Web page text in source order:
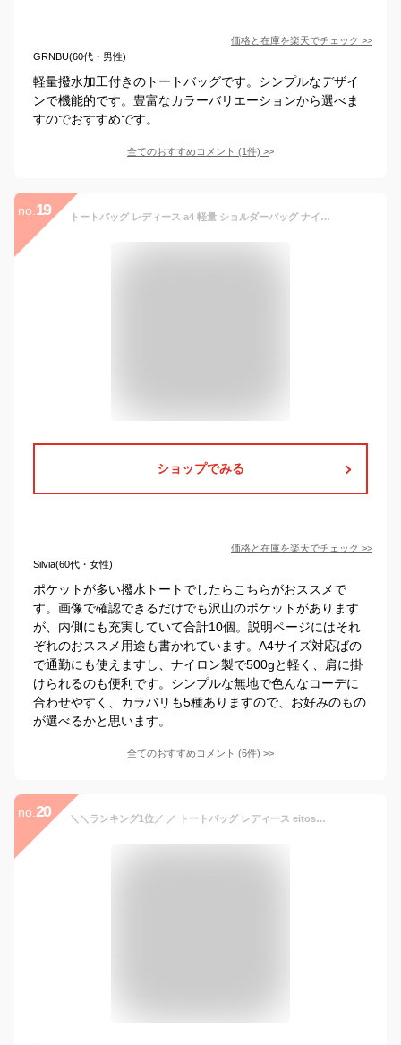
価格と在庫を楽天でチェック >>
GRNBU(60代・男性)
軽量撥水加工付きのトートバッグです。シンプルなデザイ
ンで機能的です。豊富なカラーバリエーションから選べま
すのでおすすめです。
全てのおすすめコメント (1件) >
no. 19 トートバッグ レディース a4 軽量 ショルダーバッグ ナイロン 斜めがけ メンズ 大容量 通勤 通学 2way 軽い 撥水 ポケット多い 人気 マザーズバッグ おしゃれ かわいい ファスナー付き かばん 肩掛け 無地 旅行 仕切り 自立 横型
ショップでみる
価格と在庫を楽天でチェック >>
Silvia(60代・女性)
ポケットが多い撥水トートでしたらこちらがおススメで
す。画像で確認できるだけでも沢山のポケットがあります
が、内側にも充実していて合計10個。説明ページにはそれ
ぞれのおススメ用途も書かれています。A4サイズ対応ばの
で通勤にも使えますし、ナイロン製で500gと軽く、肩に掛
けられるのも便利です。シンプルな無地で色んなコーデに
合わせやすく、カラバリも5種ありますので、お好みのもの
が選べるかと思います。
全てのおすすめコメント (6件) >
no. 20 ＼＼ランキング1位／ ／ トートバッグ レディース eitoshow バッグ ショルダー付き 軽い ナイロン トートバック 撥水加工 ショルダーバッグ マザーズバッグ 大容量 大きめ プリント 肩掛け 2WAY 高校生 通学 旅行バック ヨガバッグ かわいい PR-MAMA 母の日